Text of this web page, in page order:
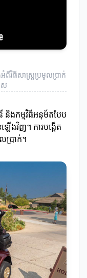
វិធីសាស្ត្រប្រមូលប្រាក់
ស
និងកម្មវិធីអនុម័តបែប
ើងវិញ។ ការបង្កើត
ប្រាក់។